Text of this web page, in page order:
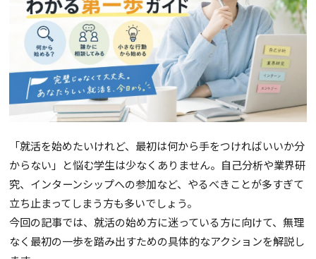
「就活を始めたいけれど、最初は何から手をつければいいか分
からない」と悩む学生は少なくありません。自己分析や業界研
究、インターンシップへの参加など、やるべきことが多すぎて
立ち止まってしまう方も多いでしょう。
今回の記事では、就活の始め方に迷っている方に向けて、無理
なく最初の一歩を踏み出すための具体的なアクションを解説し